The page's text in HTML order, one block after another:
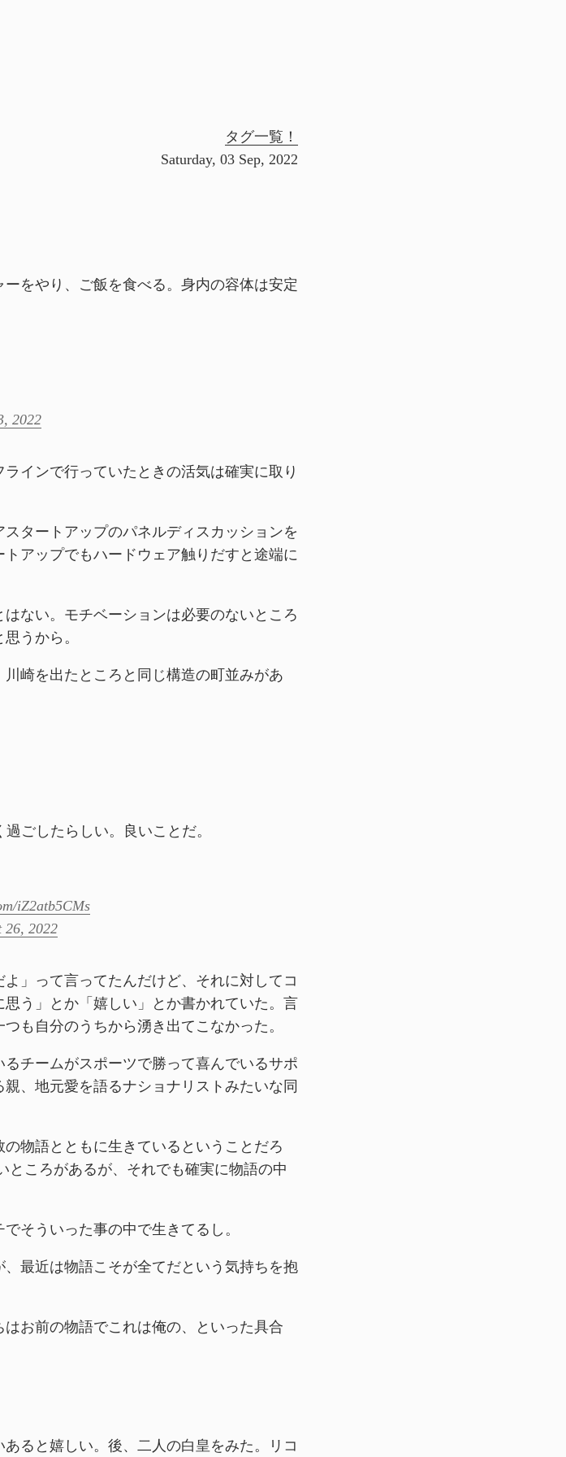
タグ一覧！
Saturday, 03 Sep, 2022
をやり、ご飯を食べる。身内の容体は安定
2022
インで行っていたときの活気は確実に取り
タートアップのパネルディスカッションを
アップでもハードウェア触りだすと途端に
ない。モチベーションは必要のないところ
うから。
崎を出たところと同じ構造の町並みがあ
ごしたらしい。良いことだ。
iZ2atb5CMs
26, 2022
」って言ってたんだけど、それに対してコ
う」とか「嬉しい」とか書かれていた。言
も自分のうちから湧き出てこなかった。
チームがスポーツで勝って喜んでいるサポ
、地元愛を語るナショナリストみたいな同
物語とともに生きているということだろ
ところがあるが、それでも確実に物語の中
そういった事の中で生きてるし。
最近は物語こそが全てだという気持ちを抱
お前の物語でこれは俺の、といった具合
ると嬉しい。後、二人の白皇をみた。リコ